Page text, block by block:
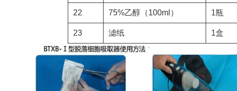
22 75%乙醇（100ml） 1瓶
23 滤纸 1盒